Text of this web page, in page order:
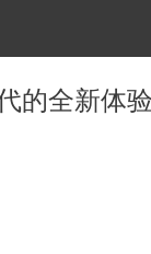
的全新体验